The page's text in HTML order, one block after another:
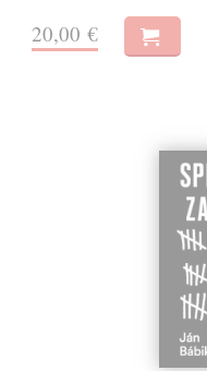
20,00 €